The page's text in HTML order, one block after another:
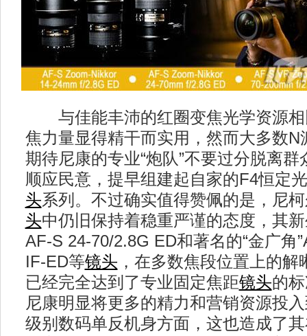
与佳能丰沛的红圈变焦光学资源相
焦力量显得精干而实用，然而大多数N
期待尼康的专业“炮队”不要过分脱离
顺应民意，提早组建起自家的F4恒定
头系列。不过确实值得赞佩的是，尼
头中仍旧保持着稳重严谨的态度，其
AF-S 24-70/2.8G ED和著名的“金广角
IF-ED等镜头 ，在多数焦段位置上的
已经完全达到了专业固定焦距镜头的
尼康明显将更多的精力和营销资源投
级别数码单反机身方面，这也造成了